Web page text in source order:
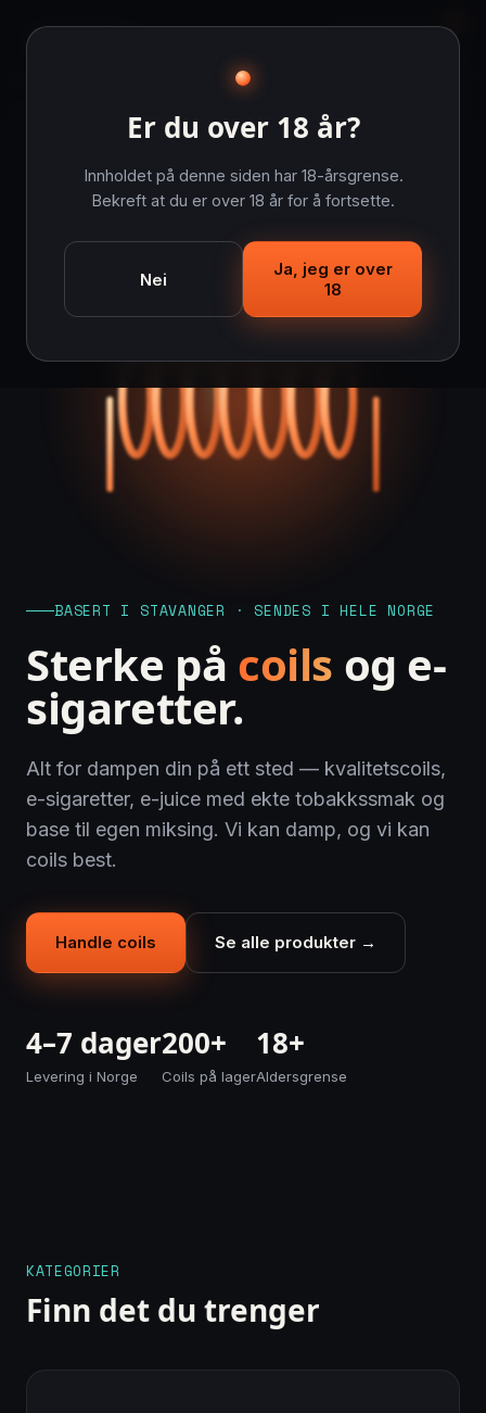
Er du over 18 år?
Innholdet på denne siden har 18-årsgrense.
Bekreft at du er over 18 år for å fortsette.
Nei
Ja, jeg er over
18
ecigge
BASERT I STAVANGER · SENDES I HELE NORGE
Sterke på coils og e-
sigaretter.
Alt for dampen din på ett sted — kvalitetscoils,
e-sigaretter, e-juice med ekte tobakkssmak og
base til egen miksing. Vi kan damp, og vi kan
coils best.
Handle coils Se alle produkter →
4–7 dager
Levering i Norge
200+
Coils på lager
18+
Aldersgrense
KATEGORIER
Finn det du trenger